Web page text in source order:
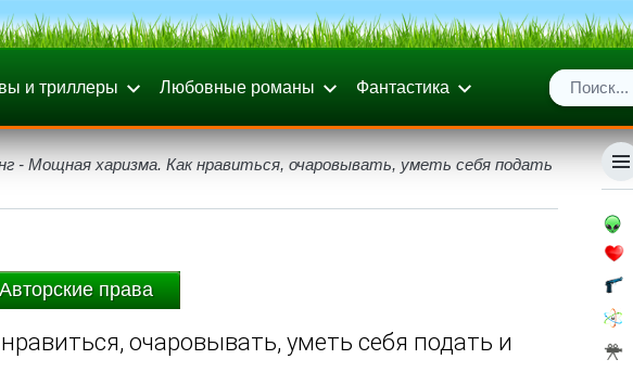
и триллеры Любовные романы Фантастика
- Мощная харизма. Как нравиться, очаровывать, уметь себя подать
Авторские права
очаровывать, уметь себя подать и